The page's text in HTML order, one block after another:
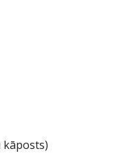
kāposts)